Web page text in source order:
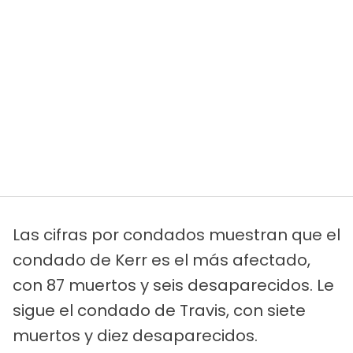
Las cifras por condados muestran que el
condado de Kerr es el más afectado,
con 87 muertos y seis desaparecidos. Le
sigue el condado de Travis, con siete
muertos y diez desaparecidos.